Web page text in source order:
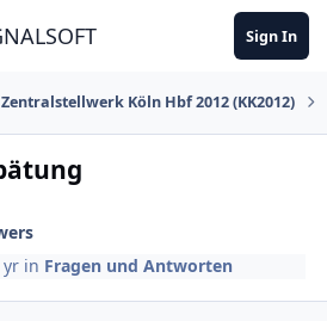
Sign In
Zentralstellwerk Köln Hbf 2012 (KK2012)
yr in Fragen und Antworten